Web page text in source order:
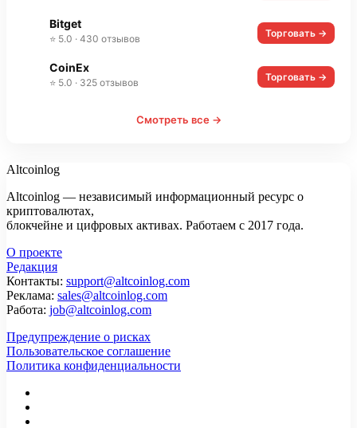
Bitget
⭐ 5.0 · 430 отзывов Торговать →
CoinEx
⭐ 5.0 · 325 отзывов Торговать →
Смотреть все →
Altcoinlog
Altcoinlog — независимый информационный ресурс о
криптовалютах,
блокчейне и цифровых активах. Работаем с 2017 года.
О проекте
Редакция
Контакты: support@altcoinlog.com
Реклама: sales@altcoinlog.com
Работа: job@altcoinlog.com
Предупреждение о рисках
Пользовательское соглашение
Политика конфиденциальности